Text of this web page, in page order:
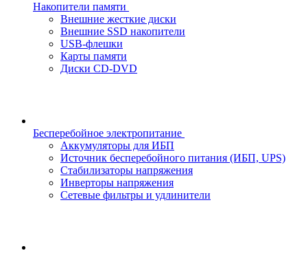
Накопители памяти
Внешние жесткие диски
Внешние SSD накопители
USB-флешки
Карты памяти
Диски CD-DVD
Бесперебойное электропитание
Аккумуляторы для ИБП
Источник бесперебойного питания (ИБП, UPS)
Стабилизаторы напряжения
Инверторы напряжения
Сетевые фильтры и удлинители